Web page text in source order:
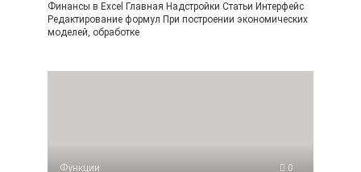
Финансы в Excel Главная Надстройки Статьи Интерфейс
Редактирование формул При построении экономических
моделей, обработке
Функции 0